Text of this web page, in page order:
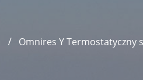
Omnires Y Termostatyczny